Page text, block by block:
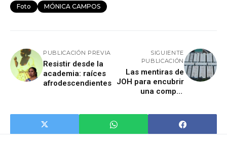
Foto MÓNICA CAMPOS
PUBLICACIÓN PREVIA
Resistir desde la
academia: raíces
afrodescendientes
SIGUIENTE
PUBLICACIÓN
Las mentiras de
JOH para encubrir
una compra